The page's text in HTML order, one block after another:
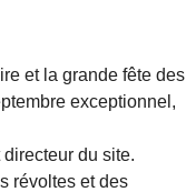
et la grande fête des
exceptionnel,
du site.
révoltes et des